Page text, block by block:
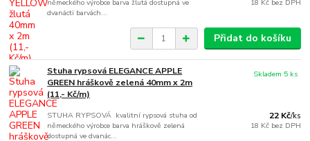
německého výrobce barva žlutá dostupná ve
dvanácti barvách...
18 Kč bez DPH
Přidat do košíku
Stuha rypsová ELEGANCE APPLE
GREEN hráškově zelená 40mm x 2m
(11,- Kč/m)
STUHA RYPSOVÁ kvalitní rypsová stuha od
německého výrobce barva hráškově zelená
dostupná ve dvanác...
22 Kč/ks
18 Kč bez DPH
Skladem 5 ks